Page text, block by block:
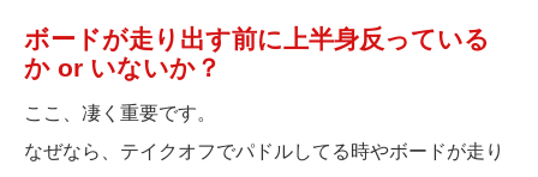
ボードが走り出す前に上半身反っている
か or いないか？
ここ、凄く重要です。
なぜなら、テイクオフでパドルしてる時やボードが走り